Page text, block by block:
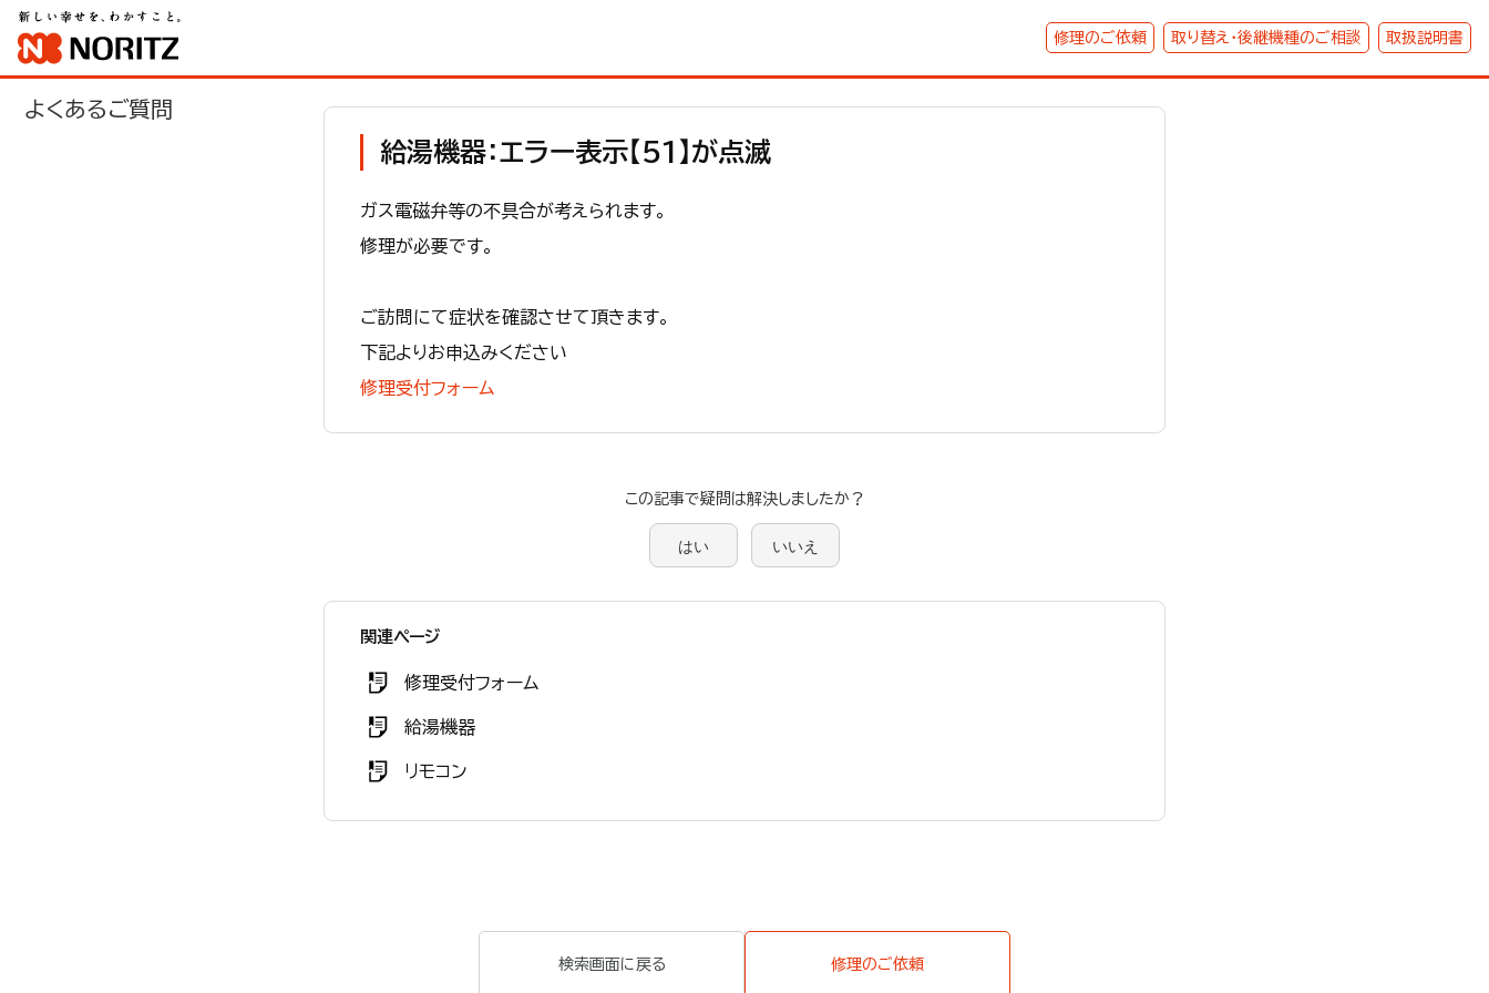
修理のご依頼 取り替え・後継機種のご相談 取扱説明書
よくあるご質問
給湯機器：エラー表示【51】が点滅
ガス電磁弁等の不具合が考えられます。
修理が必要です。
ご訪問にて症状を確認させて頂きます。
下記よりお申込みください
修理受付フォーム
この記事で疑問は解決しましたか？
はい いいえ
関連ページ
修理受付フォーム
給湯機器
リモコン
検索画面に戻る 修理のご依頼